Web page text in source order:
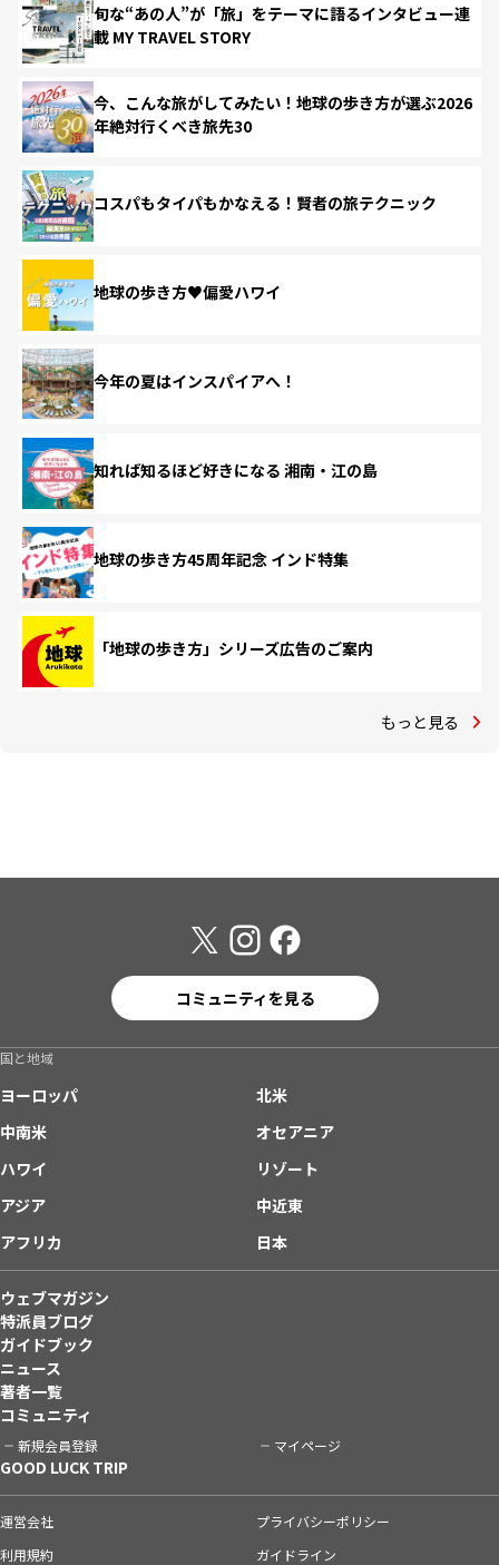
旬な“あの人”が「旅」をテーマに語るインタビュー連
載 MY TRAVEL STORY
今、こんな旅がしてみたい！地球の歩き方が選ぶ2026
年絶対行くべき旅先30
コスパもタイパもかなえる！賢者の旅テクニック
地球の歩き方♥偏愛ハワイ
今年の夏はインスパイアへ！
知れば知るほど好きになる 湘南・江の島
地球の歩き方45周年記念 インド特集
「地球の歩き方」シリーズ広告のご案内
もっと見る
コミュニティを見る
国と地域
ヨーロッパ
北米
中南米
オセアニア
ハワイ
リゾート
アジア
中近東
アフリカ
日本
ウェブマガジン
特派員ブログ
ガイドブック
ニュース
著者一覧
コミュニティ
新規会員登録 マイページ
GOOD LUCK TRIP
運営会社
プライバシーポリシー
利用規約
ガイドライン